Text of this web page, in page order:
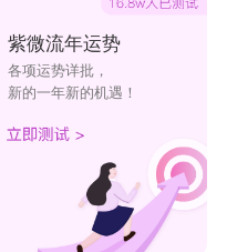
紫微流年运势
各项运势详批，
新的一年新的机遇！